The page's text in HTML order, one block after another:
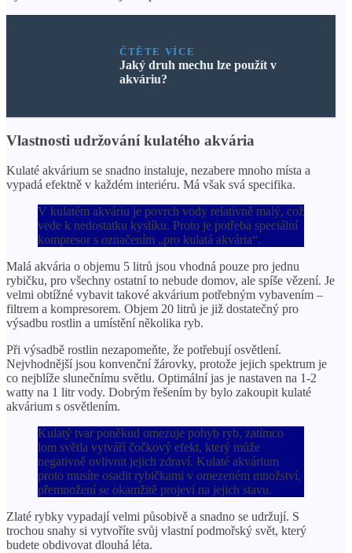
ČTĚTE VÍCE
Jaký druh mechu lze použít v
akváriu?
Vlastnosti udržování kulatého akvária
Kulaté akvárium se snadno instaluje, nezabere mnoho místa a
vypadá efektně v každém interiéru. Má však svá specifika.
V kulatém akváriu je povrch vody relativně malý, což
vede k nedostatku kyslíku. Proto je potřeba speciální
kompresor s označením „pro kulatá akvária“.
Malá akvária o objemu 5 litrů jsou vhodná pouze pro jednu
rybičku, pro všechny ostatní to nebude domov, ale spíše vězení. Je
velmi obtížné vybavit takové akvárium potřebným vybavením –
filtrem a kompresorem. Objem 20 litrů je již dostatečný pro
výsadbu rostlin a umístění několika ryb.
Při výsadbě rostlin nezapomeňte, že potřebují osvětlení.
Nejvhodnější jsou konvenční žárovky, protože jejich spektrum je
co nejblíže slunečnímu světlu. Optimální jas je nastaven na 1-2
watty na 1 litr vody. Dobrým řešením by bylo zakoupit kulaté
akvárium s osvětlením.
Kulatý tvar poněkud omezuje pohyb ryb, zatímco
lom světla vytváří čočkový efekt, který může
negativně ovlivnit jejich zdraví. Kulaté akvárium
proto musíte osadit rybičkami v omezeném množství,
přemnožení se okamžitě projeví na jejich stavu.
Zlaté rybky vypadají velmi působivě a snadno se udržují. S
trochou snahy si vytvoříte svůj vlastní podmořský svět, který
budete obdivovat dlouhá léta.